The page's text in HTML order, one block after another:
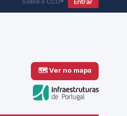
Sobre o CCO
🗺 Ver no mapa